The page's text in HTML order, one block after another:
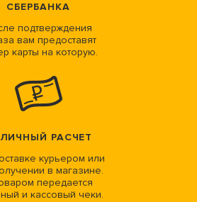
СБЕРБАНКА
подтверждения
вам предоставят
карты на которую.
РАСЧЕТ
курьером или
в магазине.
передается
и кассовый чеки.